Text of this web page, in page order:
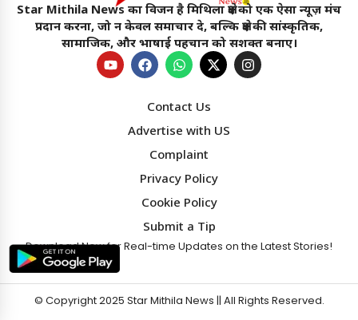
Star Mithila News का विजन है मिथिला क्षेत्र को एक ऐसा न्यूज़ मंच
प्रदान करना, जो न केवल समाचार दे, बल्कि क्षेत्र की सांस्कृतिक,
सामाजिक, और भाषाई पहचान को सशक्त बनाए।
Contact Us
Advertise with US
Complaint
Privacy Policy
Cookie Policy
Submit a Tip
Download Now for Real-time Updates on the Latest Stories!
© Copyright 2025 Star Mithila News || All Rights Reserved.
Star Mithila News
मिथिला का सबसे विश्वसनीय नॉन टैबलॉयड चैनल !!
बेहतर अनुभव के लिए
ऐप में पढ़ें